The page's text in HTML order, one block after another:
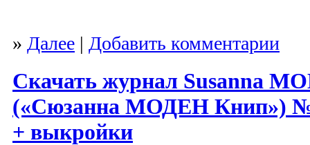
» Далее | Добавить комментарии
Скачать журнал Susanna
(«Сюзанна МОДЕН Книп») №
+ выкройки